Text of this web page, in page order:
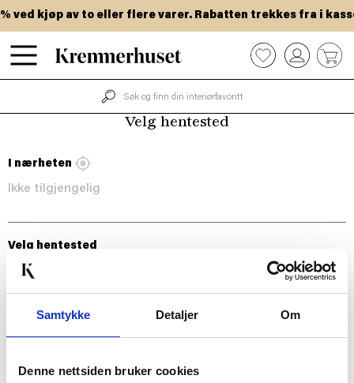
Samtykke Detaljer Om
Denne nettsiden bruker cookies
Hopp
til
hovedinnhold
ved kjøp av to eller flere varer. Rabatten trekkes fra i
0
Velg hentested
I nærheten
Ikke tilgjengelig
Velg hentested
BLI MED!
Som medlem i kundeklubben vår får du